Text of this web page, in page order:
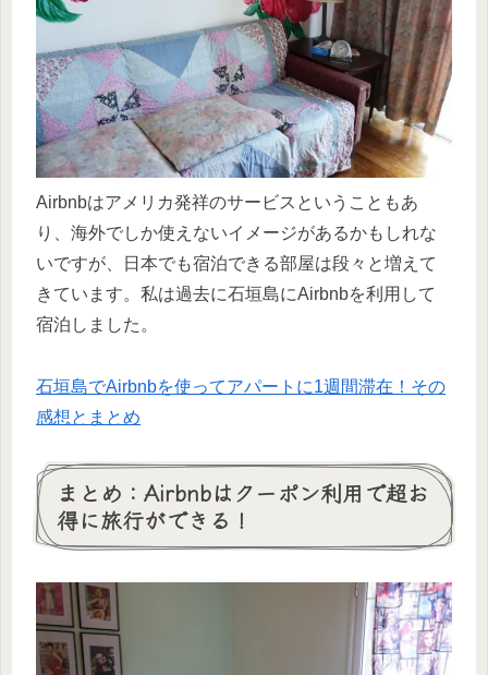
Airbnbはアメリカ発祥のサービスということもあ
り、海外でしか使えないイメージがあるかもしれな
いですが、日本でも宿泊できる部屋は段々と増えて
きています。私は過去に石垣島にAirbnbを利用して
宿泊しました。
石垣島でAirbnbを使ってアパートに1週間滞在！その
感想とまとめ
まとめ：Airbnbはクーポン利用で超お
得に旅行ができる！